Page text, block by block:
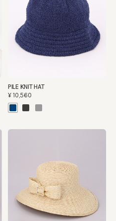
PILE KNIT HAT
¥10,560